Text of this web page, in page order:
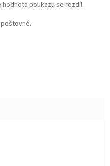
hodnota poukazu se rozdíl
5 z 5 hvězdiček.